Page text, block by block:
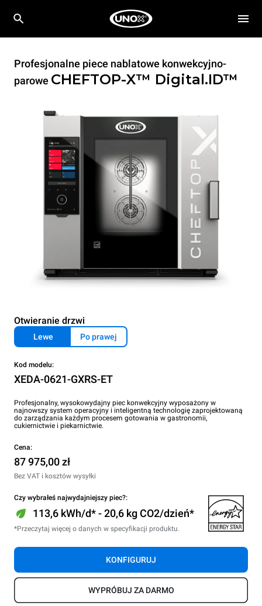
Profesjonalne piece nablatowe konwekcyjno-
parowe CHEFTOP-X™ Digital.ID™
Otwieranie drzwi
Lewe Po prawej
Kod modelu:
XEDA-0621-GXRS-ET
Profesjonalny, wysokowydajny piec konwekcyjny wyposażony w
najnowszy system operacyjny i inteligentną technologię zaprojektowaną
do zarządzania każdym procesem gotowania w gastronomii,
cukiernictwie i piekarnictwie.
Cena:
87 975,00 zł
Bez VAT i kosztów wysyłki
Czy wybrałeś najwydajniejszy piec?:
113,6 kWh/d* - 20,6 kg CO2/dzień*
*Przeczytaj więcej o danych w specyfikacji produktu.
KONFIGURUJ
WYPRÓBUJ ZA DARMO